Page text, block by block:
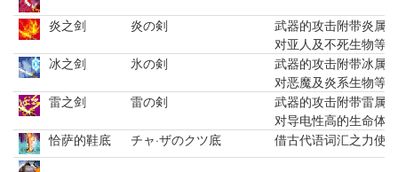
炎之剑 炎の剣
武器的攻击附带炎属性
对亚人及不死生物等
冰之剑
氷の剣
武器的攻击附带冰属性
对恶魔及炎系生物等
雷之剑
雷の剣
武器的攻击附带雷属性
对导电性高的生命体
恰萨的鞋底
チャ·ザのクツ底 借古代语词汇之力使